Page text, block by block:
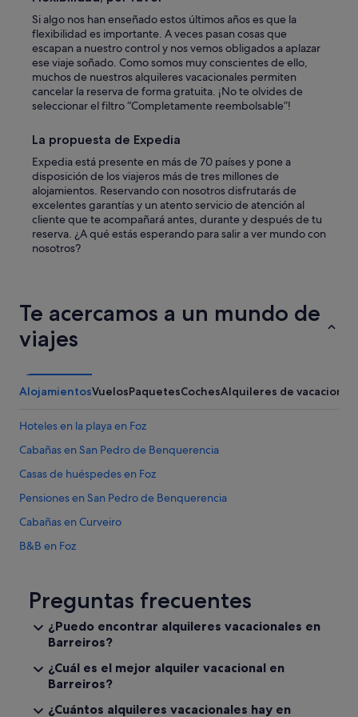
Si algo nos han enseñado estos últimos años es que la
flexibilidad es importante. A veces pasan cosas que
escapan a nuestro control y nos vemos obligados a aplazar
ese viaje soñado. Como somos muy conscientes de ello,
muchos de nuestros alquileres vacacionales permiten
cancelar la reserva de forma gratuita. ¡No te olvides de
seleccionar el filtro “Completamente reembolsable”!
La propuesta de Expedia
Expedia está presente en más de 70 países y pone a
disposición de los viajeros más de tres millones de
alojamientos. Reservando con nosotros disfrutarás de
excelentes garantías y un atento servicio de atención al
cliente que te acompañará antes, durante y después de tu
reserva. ¿A qué estás esperando para salir a ver mundo con
nosotros?
Te acercamos a un mundo de
viajes
AlojamientosVuelosPaquetesCochesAlquileres de vacaciones
Hoteles en la playa en Foz
Cabañas en San Pedro de Benquerencia
Casas de huéspedes en Foz
Pensiones en San Pedro de Benquerencia
Cabañas en Curveiro
B&B en Foz
Villas en Foz
Hoteles de 4 estrellas en Foz
Hoteles que aceptan mascotas en Barreiros
Hoteles con gimnasio en Foz
Condominios en Barreiros
Preguntas frecuentes
¿Puedo encontrar alquileres vacacionales en
Barreiros?
¿Cuál es el mejor alquiler vacacional en
Barreiros?
¿Cuántos alquileres vacacionales hay en